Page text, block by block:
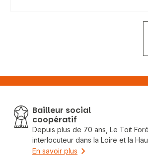
Bailleur social
coopératif
Depuis plus de 70 ans, Le Toit
interlocuteur dans la Loire et la
En savoir plus